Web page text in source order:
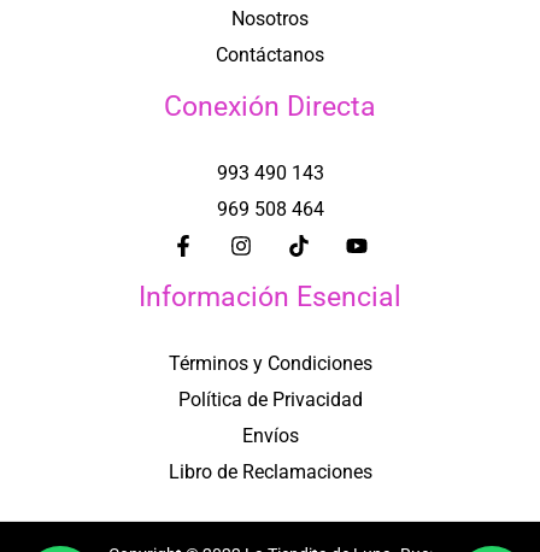
Nosotros
Contáctanos
Conexión Directa
993 490 143
969 508 464
Información Esencial
Términos y Condiciones
Política de Privacidad
Envíos
Libro de Reclamaciones